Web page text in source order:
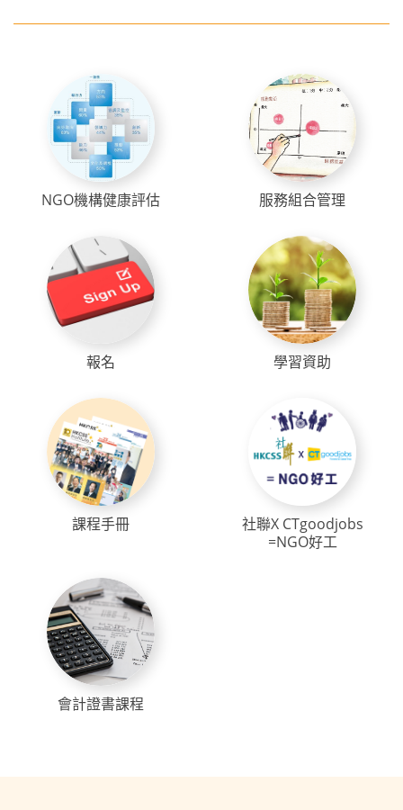
NGO機構健康評估 服務組合管理
報名 學習資助
課程手冊
社聯X CTgoodjobs
=NGO好工
會計證書課程